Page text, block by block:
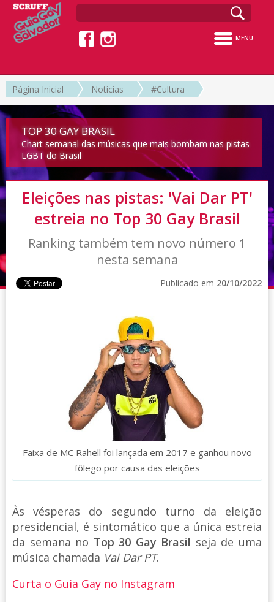
MENU
Página Inicial Notícias #Cultura
TOP 30 GAY BRASIL
Chart semanal das músicas que mais bombam nas pistas
LGBT do Brasil
Eleições nas pistas: 'Vai Dar PT'
estreia no Top 30 Gay Brasil
Ranking também tem novo número 1
nesta semana
Publicado em 20/10/2022
Faixa de MC Rahell foi lançada em 2017 e ganhou novo
fôlego por causa das eleições
Às vésperas do segundo turno da eleição
presidencial, é sintomático que a única estreia
da semana no Top 30 Gay Brasil seja de uma
música chamada Vai Dar PT.
Curta o Guia Gay no Instagram